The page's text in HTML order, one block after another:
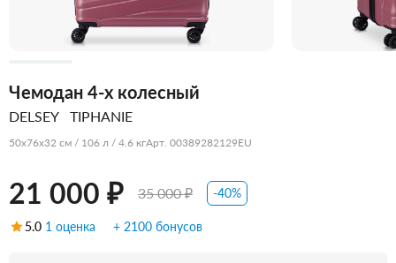
Чемодан 4-х колесный
DELSEY TIPHANIE
50x76x32 см / 106 л / 4.6 кгАрт. 00389282129EU
21 000 ₽ 35 000 ₽ -40%
5.0 1 оценка + 2100 бонусов